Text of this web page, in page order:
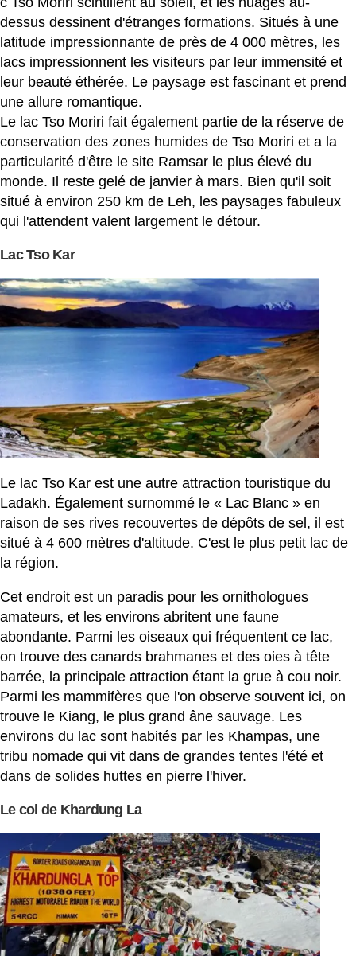
dessus dessinent d'étranges formations. Situés à une
latitude impressionnante de près de 4 000 mètres, les
lacs impressionnent les visiteurs par leur immensité et
leur beauté éthérée. Le paysage est fascinant et prend
une allure romantique.
Le lac Tso Moriri fait également partie de la réserve de
conservation des zones humides de Tso Moriri et a la
particularité d'être le site Ramsar le plus élevé du
monde. Il reste gelé de janvier à mars. Bien qu'il soit
situé à environ 250 km de Leh, les paysages fabuleux
qui l'attendent valent largement le détour.
Lac Tso Kar
Le lac Tso Kar est une autre attraction touristique du
Ladakh. Également surnommé le « Lac Blanc » en
raison de ses rives recouvertes de dépôts de sel, il est
situé à 4 600 mètres d'altitude. C'est le plus petit lac de
la région.
Cet endroit est un paradis pour les ornithologues
amateurs, et les environs abritent une faune
abondante. Parmi les oiseaux qui fréquentent ce lac,
on trouve des canards brahmanes et des oies à tête
barrée, la principale attraction étant la grue à cou noir.
Parmi les mammifères que l'on observe souvent ici, on
trouve le Kiang, le plus grand âne sauvage. Les
environs du lac sont habités par les Khampas, une
tribu nomade qui vit dans de grandes tentes l'été et
dans de solides huttes en pierre l'hiver.
Le col de Khardung La